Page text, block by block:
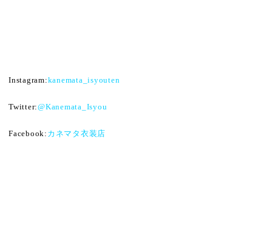
Instagram:kanemata_isyouten
Twitter:@Kanemata_Isyou
Facebook: カネマタ衣装店